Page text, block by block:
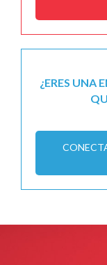
¿ERES UNA